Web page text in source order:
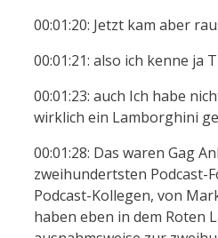
00:01:20: Jetzt kam aber
00:01:21: also ich kenne ja
00:01:23: auch Ich habe
wirklich ein Lamborghini
00:01:28: Das waren Gag
zweihundertsten Podcast-
Podcast-Kollegen, von
haben eben in dem Roten